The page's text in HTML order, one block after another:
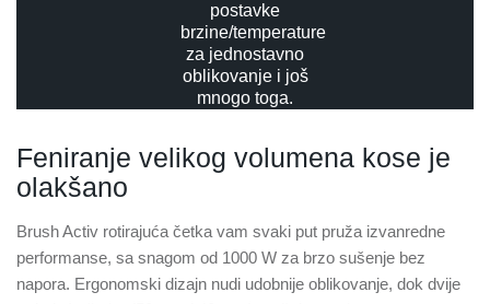
postavke
brzine/temperature
za jednostavno
oblikovanje i još
mnogo toga.
Feniranje velikog volumena kose je
olakšano
Brush Activ rotirajuća četka vam svaki put pruža izvanredne
performanse, sa snagom od 1000 W za brzo sušenje bez
napora. Ergonomski dizajn nudi udobnije oblikovanje, dok dvije